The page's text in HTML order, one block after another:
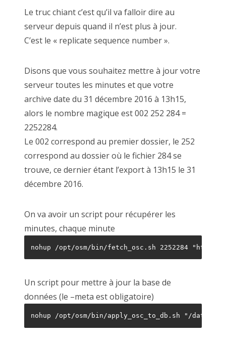
Le truc chiant c’est qu’il va falloir dire au
serveur depuis quand il n’est plus à jour.
C’est le « replicate sequence number ».
Disons que vous souhaitez mettre à jour votre
serveur toutes les minutes et que votre
archive date du 31 décembre 2016 à 13h15,
alors le nombre magique est 002 252 284 =
2252284.
Le 002 correspond au premier dossier, le 252
correspond au dossier où le fichier 284 se
trouve, ce dernier étant l’export à 13h15 le 31
décembre 2016.
On va avoir un script pour récupérer les
minutes, chaque minute
Un script pour mettre à jour la base de
données (le –meta est obligatoire)
nohup /opt/osm/bin/apply_osc_to_db.sh "/data/